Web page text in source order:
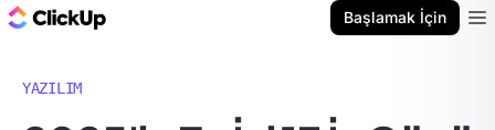
Başlamak İçin
YAZILIM